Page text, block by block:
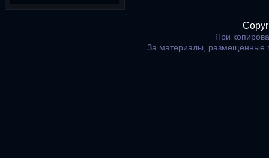
При
За материалы, размещенные